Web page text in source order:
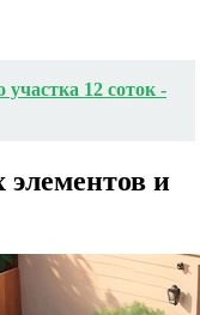
участка 12 соток -
элементов и